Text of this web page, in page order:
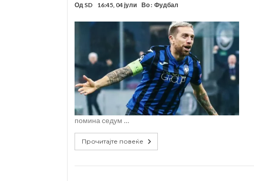
Од SD 16:45, 04 јули Во : Фудбал
помина седум …
Прочитајте повеќе